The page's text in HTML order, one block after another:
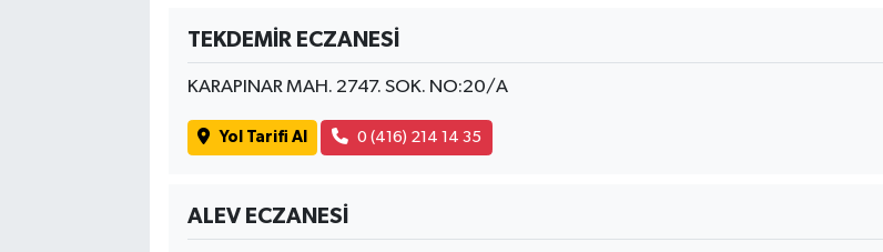
TEKDEMİR ECZANESİ
KARAPINAR MAH. 2747. SOK. NO:20/A
Yol Tarifi Al 0 (416) 214 14 35
ALEV ECZANESİ